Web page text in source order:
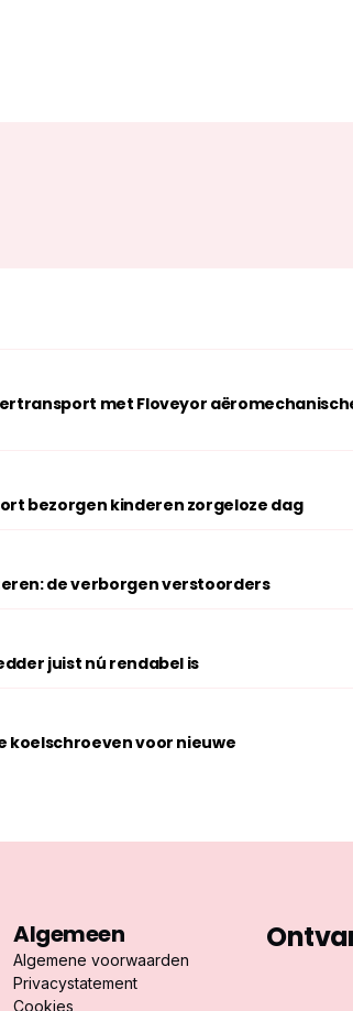
met Floveyor
bezorgen kinderen zorgeloze dag
de verborgen verstoorders
juist nú rendabel is
koelschroeven voor nieuwe
Algemeen
Algemene voorwaarden
Privacystatement
Cookies